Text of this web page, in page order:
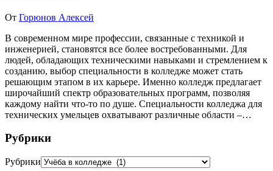
От Горюнов Алексей
В современном мире профессии, связанные с техникой и
инженерией, становятся все более востребованными. Для
людей, обладающих техническими навыками и стремлением к
созданию, выбор специальности в колледже может стать
решающим этапом в их карьере. Именно колледж предлагает
широчайший спектр образовательных программ, позволяя
каждому найти что-то по душе. Специальности колледжа для
технических умельцев охватывают различные области –…
Рубрики
Рубрики